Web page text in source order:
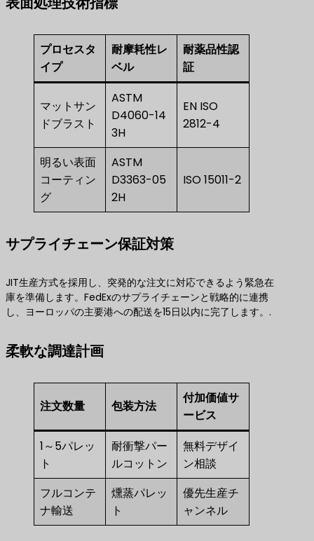
プロセスタ
イプ
耐摩耗性レ
ベル
耐薬品性認
証
マットサン
ドブラスト
ASTM
D4060-14
3H
EN ISO
2812-4
明るい表面
コーティン
グ
ASTM
D3363-05
2H
ISO 15011-2
サプライチェーン保証対策
JIT生産方式を採用し、突発的な注文に対応できるよう緊急在
庫を準備します。FedExのサプライチェーンと戦略的に連携
し、ヨーロッパの主要港への配送を15日以内に完了します。.
柔軟な調達計画
注文数量 包装方法
付加価値サ
ービス
1～5パレッ
ト
耐衝撃パー
ルコットン
無料デザイ
ン相談
フルコンテ
ナ輸送
燻蒸パレッ
ト
優先生産チ
ャンネル